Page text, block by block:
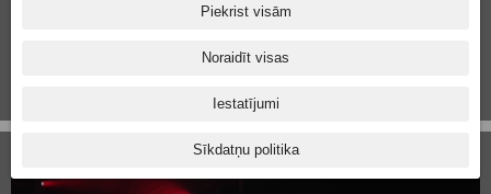
Piekrist visām
Noraidīt visas
Iestatījumi
Sīkdatņu politika